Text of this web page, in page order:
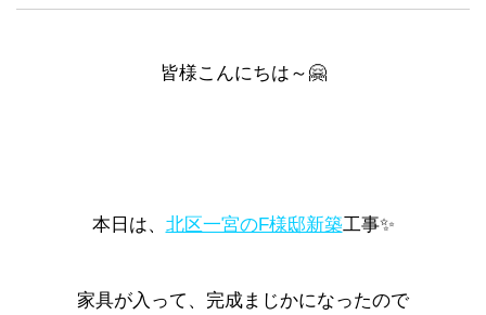
皆様こんにちは～🤗
本日は、 北区一宮のF様邸新築工事✨
家具が入って、完成まじかになったので